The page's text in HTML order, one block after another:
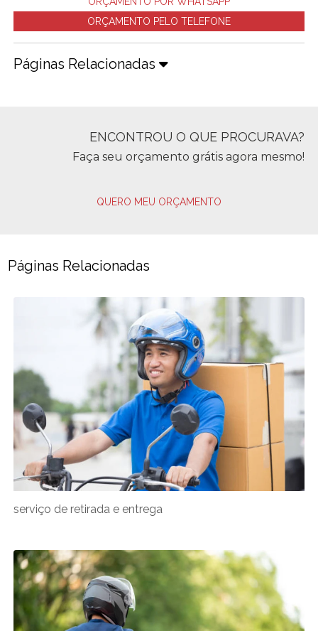
ORÇAMENTO PELO TELEFONE
Páginas Relacionadas
ENCONTROU O QUE PROCURAVA?
Faça seu orçamento grátis agora mesmo!
QUERO MEU ORÇAMENTO
Páginas Relacionadas
serviço de retirada e entrega